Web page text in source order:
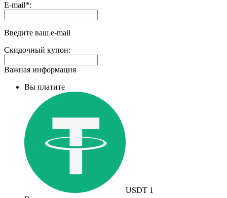
Выплаты
доп.
поле:
E-mail*:
Введите ваш e-mail
Скидочный купон:
Важная информация
Вы платите
USDT 1